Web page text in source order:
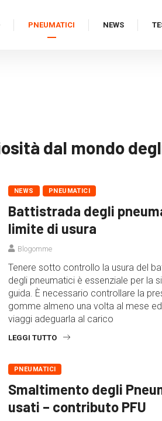
PNEUMATICI NEWS
dal mondo
NEWS PNEUMATICI
Battistrada degli
limite di usura
Blogomme
Tenere sotto controllo la usura del
degli pneumatici è essenziale per la
guida. È necessario controllare la
gomme almeno una volta al mese
viaggi adeguarla al carico
LEGGI TUTTO
PNEUMATICI
Smaltimento degli
usati – contributo PFU